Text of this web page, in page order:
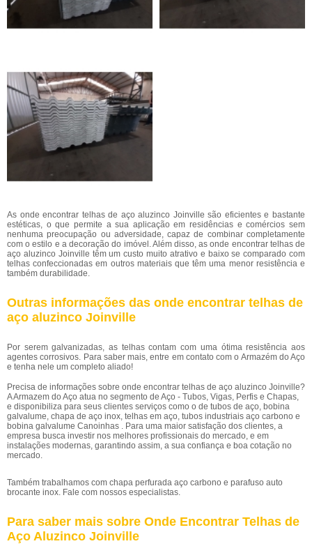
As onde encontrar telhas de aço aluzinco Joinville são eficientes e bastante
estéticas, o que permite a sua aplicação em residências e comércios sem
nenhuma preocupação ou adversidade, capaz de combinar completamente
com o estilo e a decoração do imóvel. Além disso, as onde encontrar telhas de
aço aluzinco Joinville têm um custo muito atrativo e baixo se comparado com
telhas confeccionadas em outros materiais que têm uma menor resistência e
também durabilidade.
Outras informações das onde encontrar telhas de
aço aluzinco Joinville
Por serem galvanizadas, as telhas contam com uma ótima resistência aos
agentes corrosivos. Para saber mais, entre em contato com o Armazém do Aço
e tenha nele um completo aliado!
Precisa de informações sobre onde encontrar telhas de aço aluzinco Joinville?
A Armazem do Aço atua no segmento de Aço - Tubos, Vigas, Perfis e Chapas,
e disponibiliza para seus clientes serviços como o de tubos de aço, bobina
galvalume, chapa de aço inox, telhas em aço, tubos industriais aço carbono e
bobina galvalume Canoinhas . Para uma maior satisfação dos clientes, a
empresa busca investir nos melhores profissionais do mercado, e em
instalações modernas, garantindo assim, a sua confiança e boa cotação no
mercado.
Também trabalhamos com chapa perfurada aço carbono e parafuso auto
brocante inox. Fale com nossos especialistas.
Para saber mais sobre Onde Encontrar Telhas de
Aço Aluzinco Joinville